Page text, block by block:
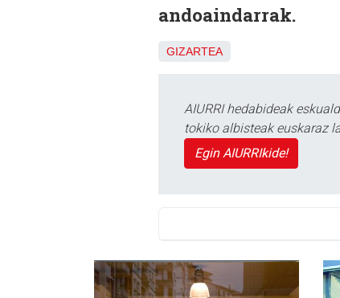
andoaindarrak.
GIZARTEA
AIURRI hedabideak
tokiko albisteak euskaraz
Egin AIURRIkide!